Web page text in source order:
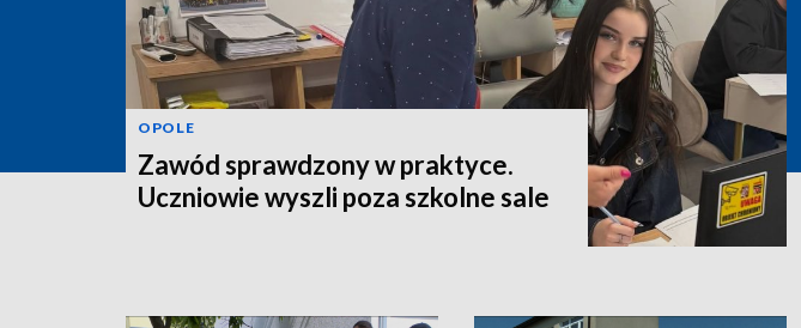
OPOLE
Zawód sprawdzony w praktyce.
Uczniowie wyszli poza szkolne sale